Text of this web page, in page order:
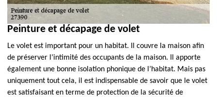
Peinture et décapage de volet
Le volet est important pour un habitat. Il couvre la maison afin
de préserver l’intimité des occupants de la maison. Il apporte
également une bonne isolation phonique de l’habitat. Mais pas
uniquement tout cela, il est indispensable de savoir que le volet
est satisfaisant en terme de protection de la sécurité de